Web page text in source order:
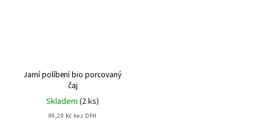
Jarní políbení bio porcovaný
čaj
Skladem (2 ks)
89,29 Kč bez DPH